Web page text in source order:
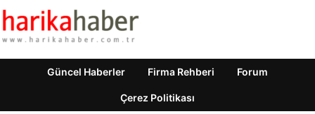
Güncel Haberler Firma Rehberi Forum
Çerez Politikası